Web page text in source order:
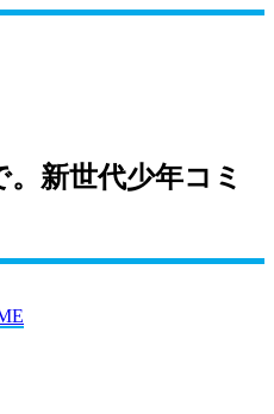
新世代少年コミ